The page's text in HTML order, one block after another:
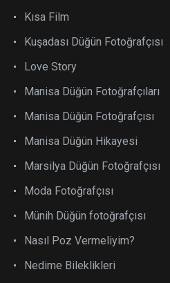
Kısa Film
Kuşadası Düğün Fotoğrafçısı
Love Story
Manisa Düğün Fotoğrafçıları
Manisa Düğün Fotoğrafçısı
Manisa Düğün Hikayesi
Marsilya Düğün Fotoğrafçısı
Moda Fotoğrafçısı
Münih Düğün fotoğrafçısı
Nasıl Poz Vermeliyim?
Nedime Bileklikleri